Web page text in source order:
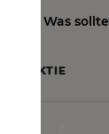
Was
AKTIE